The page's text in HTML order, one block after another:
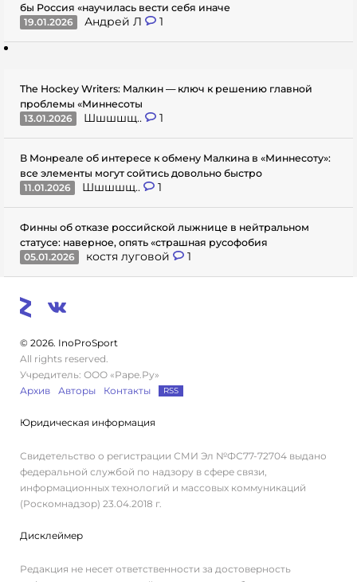
бы Россия «научилась вести себя иначе
19.01.2026
Андрей Л 1
The Hockey Writers: Малкин — ключ к решению главной
проблемы «Миннесоты
13.01.2026
Шшшшщ.. 1
В Монреале об интересе к обмену Малкина в «Миннесоту»:
все элементы могут сойтись довольно быстро
11.01.2026
Шшшшщ.. 1
Финны об отказе российской лыжнице в нейтральном
статусе: наверное, опять «страшная русофобия
05.01.2026
костя луговой 1
© 2026. InoProSport
All rights reserved.
Учредитель: ООО «Раре.Ру»
Архив
Авторы Контакты RSS
Юридическая информация
Свидетельство о регистрации СМИ Эл №ФС77-72704 выдано
федеральной службой по надзору в сфере связи,
информационных технологий и массовых коммуникаций
(Роскомнадзор) 23.04.2018 г.
Дисклеймер
Редакция не несет ответственности за достоверность